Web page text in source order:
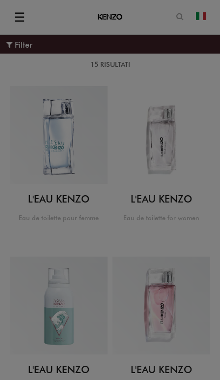
☰
Menu
Apri il
Filter
15 RISULTATI
L'EAU KENZO
Eau de toilette pour femme
L'EAU KENZO
Eau de toilette for women
L'EAU KENZO L'EAU KENZO